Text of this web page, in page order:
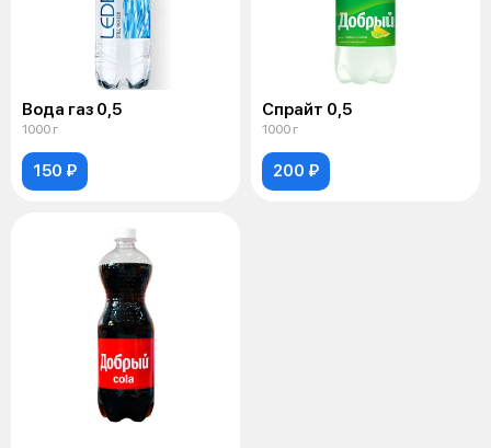
Вода газ 0,5
1000 г
150 ₽
Спрайт 0,5
1000 г
200 ₽